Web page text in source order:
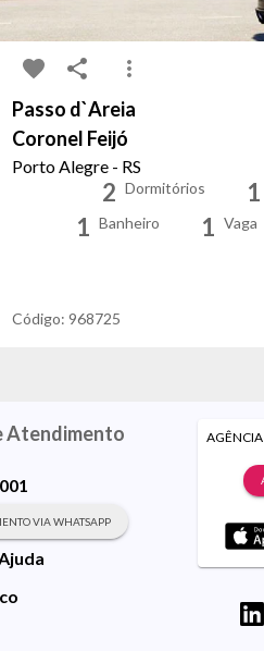
Passo d`Areia
Coronel Feijó
Porto Alegre - RS
2 Dormitórios 1
1 Banheiro 1 Vaga
Código: 968725
Atendimento
VIA WHATSAPP